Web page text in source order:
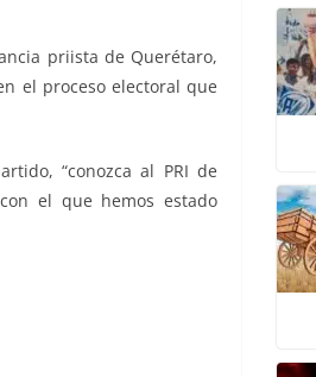
priista de Querétaro,
el proceso electoral que
“conozca al PRI de
el que hemos estado